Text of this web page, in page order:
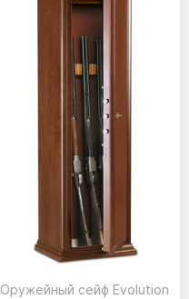
Оружейный сейф Evolution